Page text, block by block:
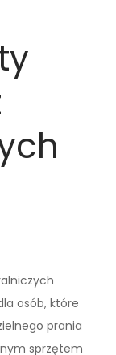
osób, które
prania
sprzętem